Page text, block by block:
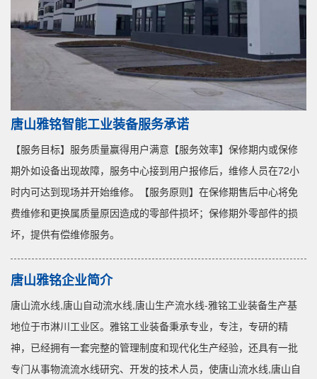
唐山雅铭智能工业装备服务承诺
【服务目标】服务质量赢得用户满意【服务效率】保修期内或保修
期外如设备出现故障，服务中心接到用户报修后，维修人员在72小
时内可达到现场并开始维修。【服务原则】在保修期售后中心将免
费维修和更换属质量原因造成的零部件损坏；保修期外零部件的损
坏，提供有偿维修服务。
唐山雅铭企业简介
唐山流水线,唐山自动流水线,唐山生产流水线-雅铭工业装备生产基
地位于市淋川工业区。雅铭工业装备秉承专业，专注，专研的精
神，已经拥有一套完整的管理制度和现代化生产经验，还具有一批
专门从事物流流水线研究、开发的技术人员，使唐山流水线,唐山自